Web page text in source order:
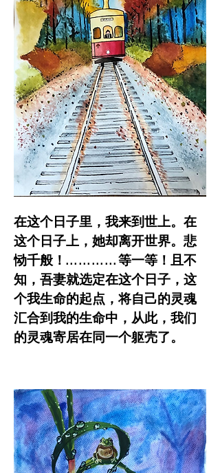
在这个日子里，我来到世上。在
这个日子上，她却离开世界。悲
恸千般！… … … … 等一等！且不
知，吾妻就选定在这个日子，这
个我生命的起点，将自己的灵魂
汇合到我的生命中，从此，我们
的灵魂寄居在同一个躯壳了。